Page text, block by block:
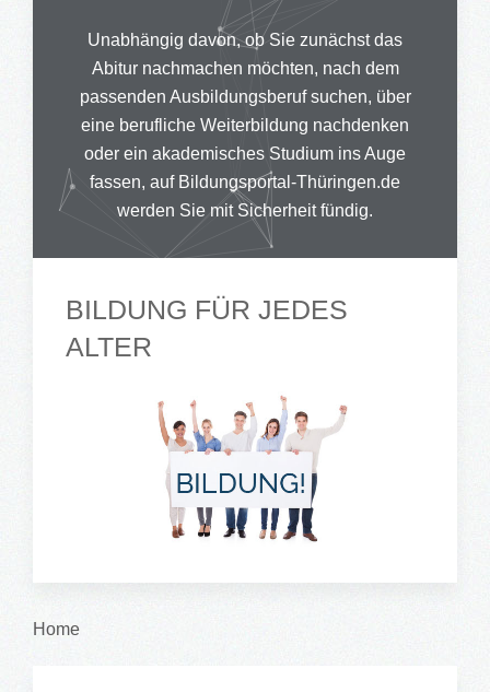
Unabhängig davon, ob Sie zunächst das
Abitur nachmachen möchten, nach dem
passenden Ausbildungsberuf suchen, über
eine berufliche Weiterbildung nachdenken
oder ein akademisches Studium ins Auge
fassen, auf Bildungsportal-Thüringen.de
werden Sie mit Sicherheit fündig.
BILDUNG FÜR JEDES
ALTER
Home